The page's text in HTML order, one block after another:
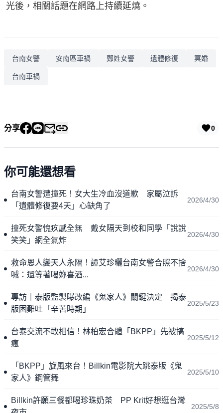
光後，相關話題在網路上持續延燒。
台南女警 安南區車禍 鄭姓女警 遺體修復 冥婚
台南車禍
分享 0
你可能還想看
台南女警遭撞死！女大生冷血沒道歉 家屬泣訴
「遺體修復要4天」心缺角了
2026/4/30
撞死女警愧疚感全無 戴女隔天到校和同學「說說
笑笑」網全氣炸
2026/4/30
救命恩人變天人永隔！譚艾珍曬台南女警合照不捨
喊：還等著喝妳喜酒...
2026/4/30
專訪｜泰版監製曝改編《鬼家人》關鍵決定 揭泰
版困難吐「辛苦時期」
2025/5/23
台泰交流不敢相信！林柏宏合體「BKPP」先被搞
瘋
2025/5/12
「BKPP」旋風來台！Billkin電影院大跳泰版《鬼
家人》鋼管舞
2025/5/10
Billkin許願三餐都喝珍珠奶茶 PP Krit好想逛台灣
2025/5/8